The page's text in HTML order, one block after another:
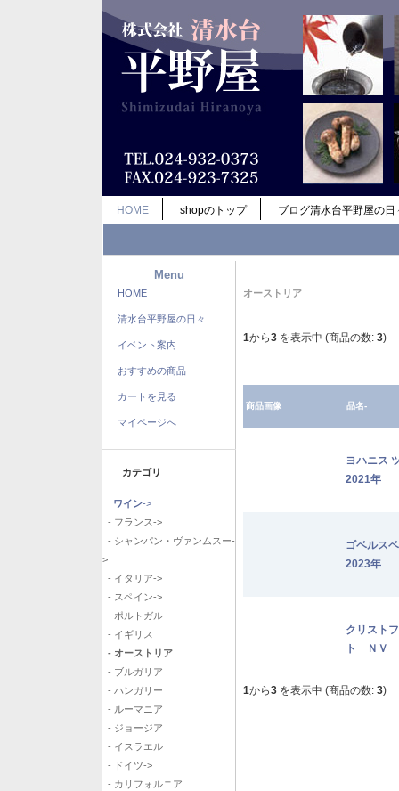
HOME shopのトップ ブログ清水台平野屋の日
Menu
HOME
清水台平野屋の日々
イベント案内
おすすめの商品
カートを見る
マイページへ
カテゴリ
ワイン->
- フランス->
- シャンパン・ヴァンムスー-
>
- イタリア->
- スペイン->
- ポルトガル
- イギリス
- オーストリア
- ブルガリア
- ハンガリー
- ルーマニア
- ジョージア
- イスラエル
- ドイツ->
- カリフォルニア
オーストリア
1から3 を表示中 (商品の数: 3)
商品画像 品名-
ヨハニス
2021年
ゴベルス
2023年
クリスト
ト ＮＶ
1から3 を表示中 (商品の数: 3)